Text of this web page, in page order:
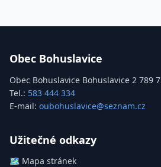
Obec Bohuslavice
Obec Bohuslavice Bohuslavice 2 789
Tel.: 583 444 334
E-mail: oubohuslavice@seznam.cz
Užitečné odkazy
🗺️ Mapa stránek